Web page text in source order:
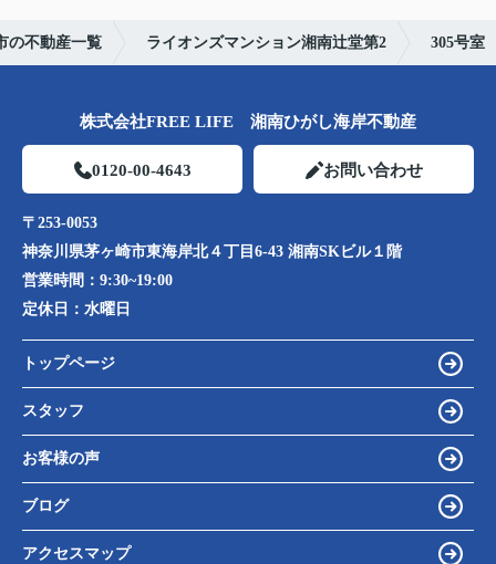
の不動産一覧 ライオンズマンション湘南辻堂第2 305号室
株式会社FREE LIFE 湘南ひがし海岸不動産
0120-00-4643 お問い合わせ
〒253-0053
神奈川県茅ヶ崎市東海岸北４丁目6-43 湘南SKビル１階
営業時間： 9:30~19:00
定休日： 水曜日
トップページ
スタッフ
お客様の声
ブログ
アクセスマップ